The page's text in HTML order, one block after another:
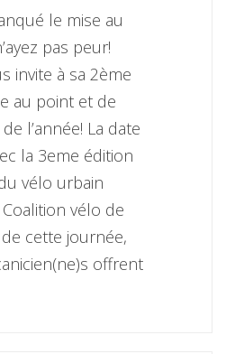
le mise au
pas peur!
invite à sa 2ème
au point et de
l’année! La date
la 3eme édition
vélo urbain
vélo de
cette journée,
offrent